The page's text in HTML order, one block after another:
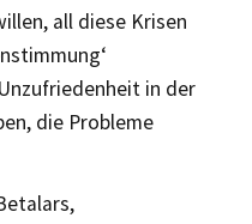
all diese Krisen
in der
die Probleme